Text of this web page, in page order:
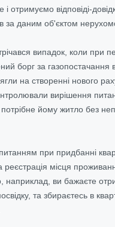
отримуємо відповіді-
за даним об'єктом
випадок, коли при
борг за газопостачання
на створенні нового
вирішення
йому житло без
при придбанні
місця
наприклад, ви бажаєте
та збираєтесь в